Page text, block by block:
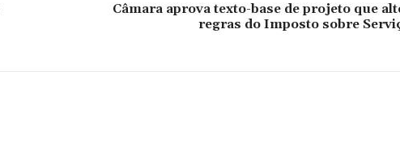
Câmara aprova texto-base de projeto que
regras do Imposto sobre